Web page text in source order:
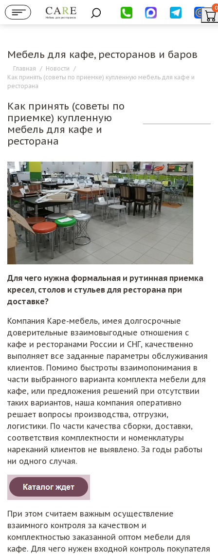
Мебель для ресторанов
0
Мебель для кафе, ресторанов и баров
Главная / Новости /
Как принять (советы по приемке) купленную мебель для кафе и
ресторана
Как принять (советы по
приемке) купленную
мебель для кафе и
ресторана
Для чего нужна формальная и рутинная приемка
кресел, столов и стульев для ресторана при
доставке?
Компания Каре-мебель, имея долгосрочные
доверительные взаимовыгодные отношения с
кафе и ресторанами России и СНГ, качественно
выполняет все заданные параметры обслуживания
клиентов. Помимо быстроты взаимопонимания в
части выбранного варианта комплекта мебели для
кафе, или предложения решений при отсутствии
таких вариантов, наша компания оперативно
решает вопросы производства, отгрузки,
логистики. По части качества сборки, доставки,
соответствия комплектности и номенклатуры
нареканий клиентов не выявлено. За годы работы
ни одного случая.
При этом считаем важным осуществление
взаимного контроля за качеством и
комплектностью заказанной оптом мебели для
кафе. Для чего нужен входной контроль покупателя